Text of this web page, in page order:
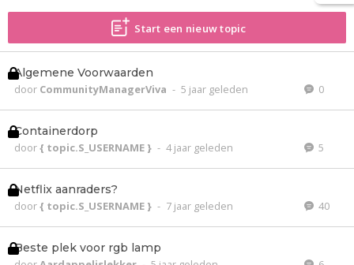
Start een nieuw topic
Algemene Voorwaarden
door CommunityManagerViva - 5 jaar geleden 0
Containerdorp
door{ topic.S_USERNAME } - 4 jaar geleden 5
Netflix aanraders?
door{ topic.S_USERNAME } - 7 jaar geleden 40
Beste plek voor rgb lamp